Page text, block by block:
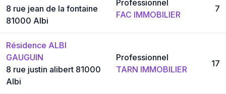
8 rue jean de la fontaine
81000 Albi
Professionnel
FAC IMMOBILIER
7
Résidence ALBI
GAUGUIN
8 rue justin alibert 81000
Albi
Professionnel
TARN IMMOBILIER
17